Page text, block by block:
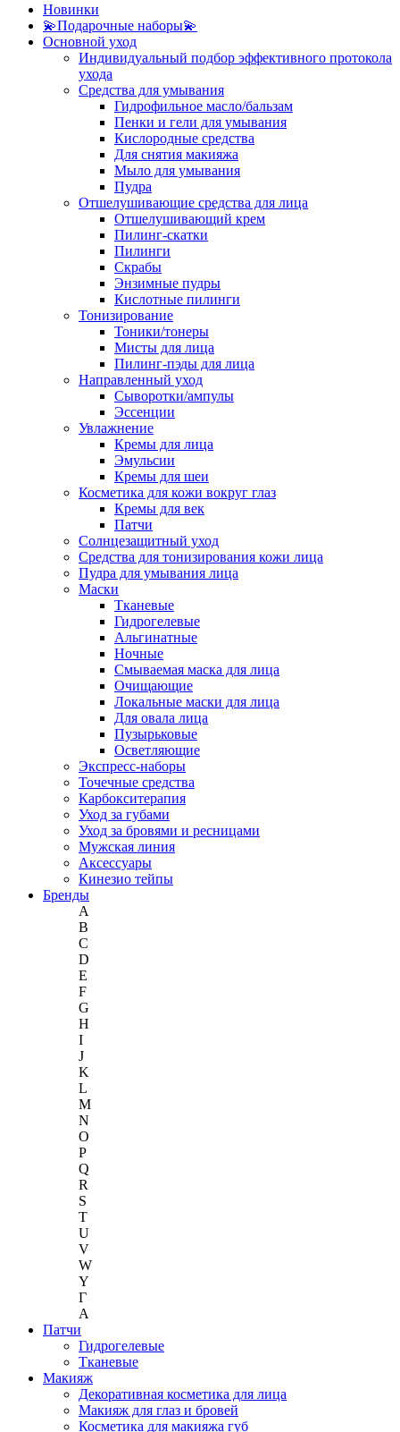
Новинки
💫Подарочные наборы💫
Основной уход
Индивидуальный подбор эффективного протокола
ухода
Средства для умывания
Гидрофильное масло/бальзам
Пенки и гели для умывания
Кислородные средства
Для снятия макияжа
Мыло для умывания
Пудра
Отшелушивающие средства для лица
Отшелушивающий крем
Пилинг-скатки
Пилинги
Скрабы
Энзимные пудры
Кислотные пилинги
Тонизирование
Тоники/тонеры
Мисты для лица
Пилинг-пэды для лица
Направленный уход
Сыворотки/ампулы
Эссенции
Увлажнение
Кремы для лица
Эмульсии
Кремы для шеи
Косметика для кожи вокруг глаз
Кремы для век
Патчи
Солнцезащитный уход
Средства для тонизирования кожи лица
Пудра для умывания лица
Маски
Тканевые
Гидрогелевые
Альгинатные
Ночные
Смываемая маска для лица
Очищающие
Локальные маски для лица
Для овала лица
Пузырьковые
Осветляющие
Экспресс-наборы
Точечные средства
Карбокситерапия
Уход за губами
Уход за бровями и ресницами
Мужская линия
Аксессуары
Кинезио тейпы
Бренды
A
B
C
D
E
F
G
H
I
J
K
L
M
N
O
P
Q
R
S
T
U
V
W
Y
Г
A
Патчи
Гидрогелевые
Тканевые
Макияж
Декоративная косметика для лица
Макияж для глаз и бровей
Косметика для макияжа губ